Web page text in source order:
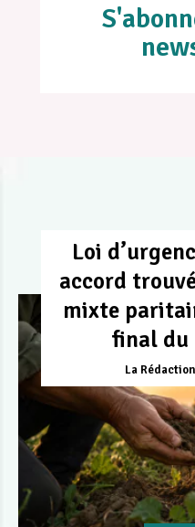
Loi
accord
mixte
final du
La Rédaction